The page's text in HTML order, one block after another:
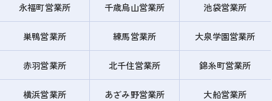
永福町営業所 千歳烏山営業所 池袋営業所
巣鴨営業所 練馬営業所 大泉学園営業所
赤羽営業所 北千住営業所 錦糸町営業所
横浜営業所 あざみ野営業所 大船営業所